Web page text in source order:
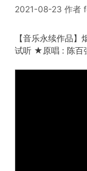
2021-08-23 作者
【音乐永续作品
试听 ★原唱 : 陈百